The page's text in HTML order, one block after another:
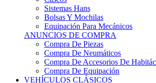
Bolsas Y Mochilas
Equipación Para Mecánicos
ANUNCIOS DE COMPRA
Compra De Piezas
Compra De Neumáticos
Compra De Accesorios De
Compra De Equipación
VEHÍCULOS CLÁSICOS
VEHÍCULOS CLÁSICOS